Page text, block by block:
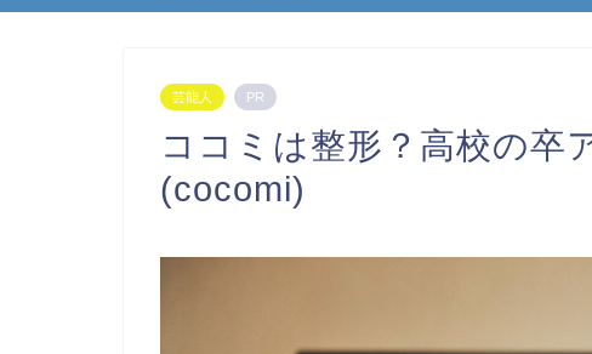
芸能人 PR
ココミは整形？高校の卒
(cocomi)